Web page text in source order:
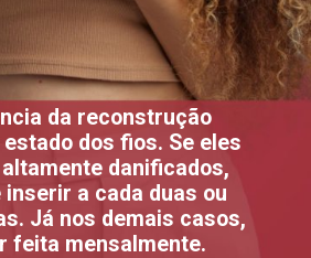
da reconstrução
estado dos fios. Se eles
danificados,
inserir a cada duas ou
Já nos demais casos,
feita mensalmente.